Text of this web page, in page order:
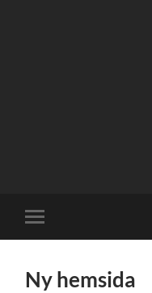
Slå
på/av
Ny hemsida